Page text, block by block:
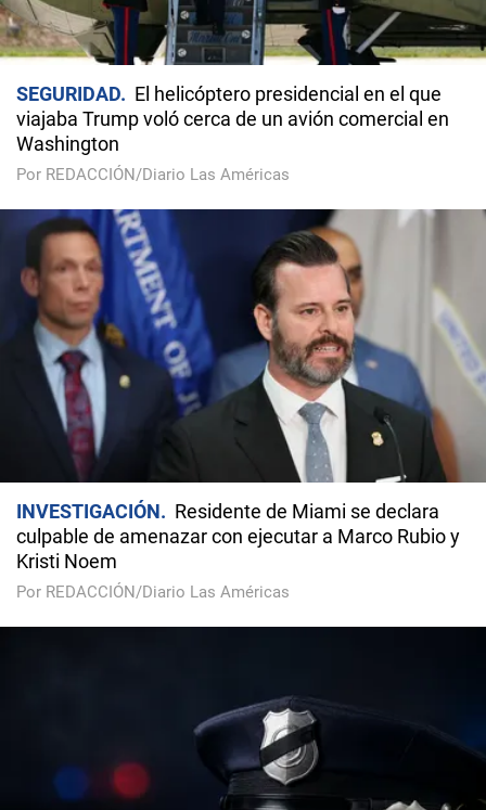
SEGURIDAD
El helicóptero presidencial en el que
viajaba Trump voló cerca de un avión comercial en
Washington
Por REDACCIÓN/Diario Las Américas
INVESTIGACIÓN
Residente de Miami se declara
culpable de amenazar con ejecutar a Marco Rubio y
Kristi Noem
Por REDACCIÓN/Diario Las Américas